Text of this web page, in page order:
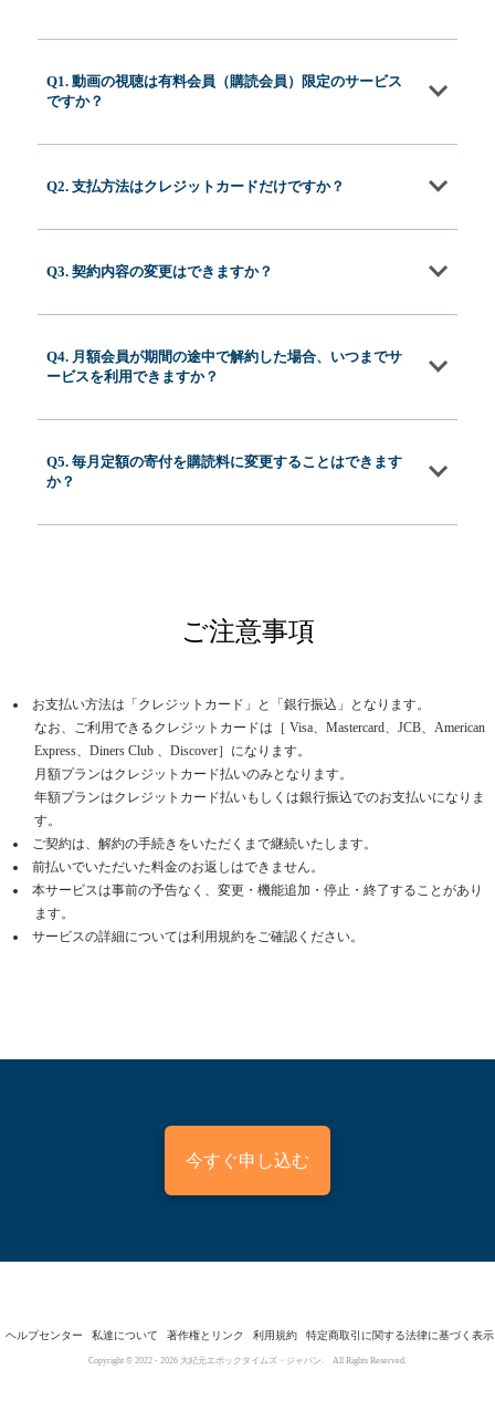
Q1. 動画の視聴は有料会員（購読会員）限定のサービス
ですか？
Q2. 支払方法はクレジットカードだけですか？
Q3. 契約内容の変更はできますか？
Q4. 月額会員が期間の途中で解約した場合、いつまでサ
ービスを利用できますか？
Q5. 毎月定額の寄付を購読料に変更することはできます
か？
ご注意事項
お支払い方法は「クレジットカード」と「銀行振込」となります。
なお、ご利用できるクレジットカードは［ Visa、Mastercard、JCB、American
Express、Diners Club 、Discover］になります。
月額プランはクレジットカード払いのみとなります。
年額プランはクレジットカード払いもしくは銀行振込でのお支払いになりま
す。
ご契約は、解約の手続きをいただくまで継続いたします。
前払いでいただいた料金のお返しはできません。
本サービスは事前の予告なく、変更・機能追加・停止・終了することがあり
ます。
サービスの詳細については利用規約をご確認ください。
今すぐ申し込む
ヘルプセンター 私達について 著作権とリンク 利用規約 特定商取引に関する法律に基づく表示
Copyright © 2022 - 2026 大紀元エポックタイムズ・ジャパン. All Rights Reserved.